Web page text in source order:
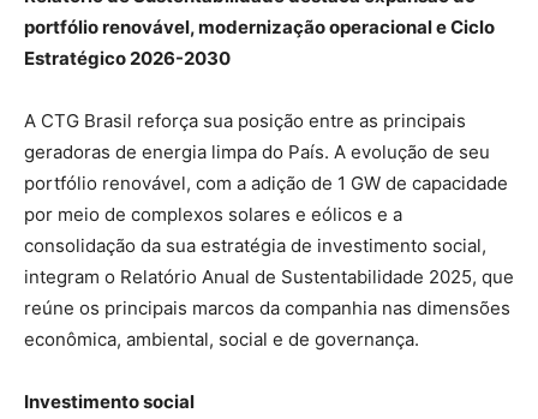
portfólio renovável, modernização operacional e Ciclo
Estratégico 2026-2030
A CTG Brasil reforça sua posição entre as principais
geradoras de energia limpa do País. A evolução de seu
portfólio renovável, com a adição de 1 GW de capacidade
por meio de complexos solares e eólicos e a
consolidação da sua estratégia de investimento social,
integram o Relatório Anual de Sustentabilidade 2025, que
reúne os principais marcos da companhia nas dimensões
econômica, ambiental, social e de governança.
Investimento social